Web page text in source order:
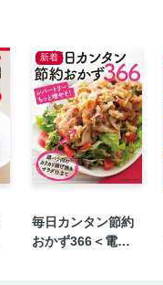
新着
毎日カンタン節約
おかず366＜電子